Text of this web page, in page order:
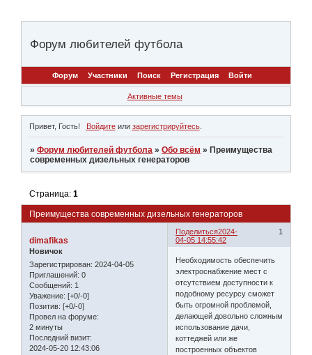
Форум любителей футбола
Форум Участники Поиск Регистрация Войти
Активные темы
Привет, Гость! Войдитеили зарегистрируйтесь.
»Форум любителей футбола »Обо всём » Преимущества
современных дизельных генераторов
Преимущества современных дизельных генераторов
Страница:1
Поделиться 1
2024-
04-05 14:55:42
dimafikas
Новичок
Зарегистрирован: 2024-04-05
Приглашений: 0
Сообщений: 1
Уважение: [+0/-0]
Позитив: [+0/-0]
Провел на форуме:
2 минуты
Последний визит:
2024-05-20 12:43:06
Необходимость обеспечить
электроснабжение мест с
отсутствием доступности к
подобному ресурсу сможет
быть огромной проблемой,
делающей довольно сложным
использование дачи,
коттеджей или же
построенных объектов